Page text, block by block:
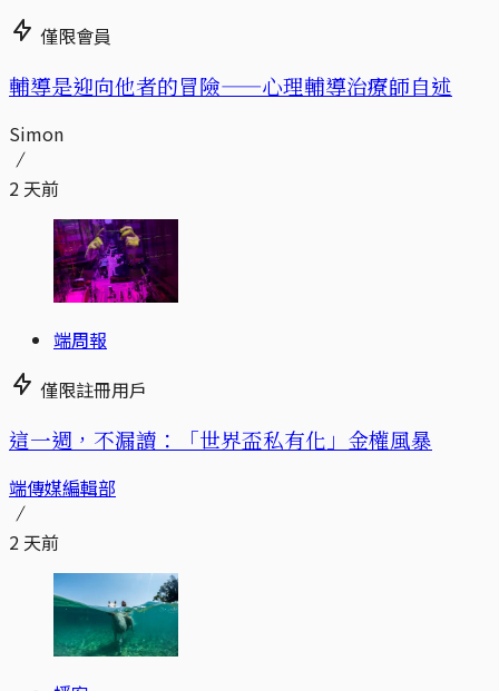
僅限會員
輔導是迎向他者的冒險——心理輔導治療師自述
Simon
2 天前
端周報
僅限註冊用戶
這一週，不漏讀：「世界盃私有化」金權風暴
端傳媒編輯部
2 天前